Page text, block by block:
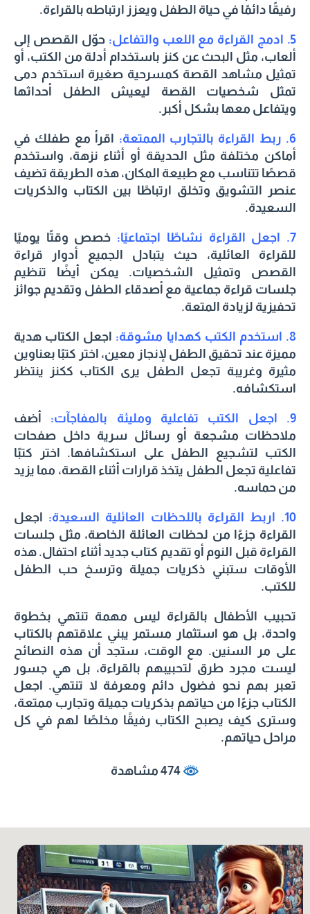
رفيقًا دائمًا في حياة الطفل ويعزز ارتباطه بالقراءة.
5. ادمج القراءة مع اللعب والتفاعل:
حوّل القصص إلى
ألعاب، مثل البحث عن كنز باستخدام أدلة من الكتب، أو
تمثيل مشاهد القصة كمسرحية صغيرة استخدم دمى
تمثل شخصيات القصة ليعيش الطفل أحداثها
ويتفاعل معها بشكل أكبر.
6. ربط القراءة بالتجارب الممتعة:
اقرأ مع طفلك في
أماكن مختلفة مثل الحديقة أو أثناء نزهة، واستخدم
قصصًا تتناسب مع طبيعة المكان، هذه الطريقة تضيف
عنصر التشويق وتخلق ارتباطًا بين الكتاب والذكريات
السعيدة.
7. اجعل القراءة نشاطًا اجتماعيًا:
خصص وقتًا يوميًا
للقراءة العائلية، حيث يتبادل الجميع أدوار قراءة
القصص وتمثيل الشخصيات. يمكن أيضًا تنظيم
جلسات قراءة جماعية مع أصدقاء الطفل وتقديم جوائز
تحفيزية لزيادة المتعة.
8. استخدم الكتب كهدايا مشوقة:
اجعل الكتاب هدية
مميزة عند تحقيق الطفل لإنجاز معين، اختر كتبًا بعناوين
مثيرة وغريبة تجعل الطفل يرى الكتاب ككنز ينتظر
استكشافه.
9. اجعل الكتب تفاعلية ومليئة بالمفاجآت:
أضف
ملاحظات مشجعة أو رسائل سرية داخل صفحات
الكتب لتشجيع الطفل على استكشافها. اختر كتبًا
تفاعلية تجعل الطفل يتخذ قرارات أثناء القصة، مما يزيد
من حماسه.
10. اربط القراءة باللحظات العائلية السعيدة:
اجعل
القراءة جزءًا من لحظات العائلة الخاصة، مثل جلسات
القراءة قبل النوم أو تقديم كتاب جديد أثناء احتفال. هذه
الأوقات ستبني ذكريات جميلة وترسخ حب الطفل
للكتب.
تحبيب الأطفال بالقراءة ليس مهمة تنتهي بخطوة
واحدة، بل هو استثمار مستمر يبني علاقتهم بالكتاب
على مر السنين. مع الوقت، ستجد أن هذه النصائح
ليست مجرد طرق لتحبيبهم بالقراءة، بل هي جسور
تعبر بهم نحو فضول دائم ومعرفة لا تنتهي. اجعل
الكتاب جزءًا من حياتهم بذكريات جميلة وتجارب ممتعة،
وسترى كيف يصبح الكتاب رفيقًا مخلصًا لهم في كل
مراحل حياتهم.